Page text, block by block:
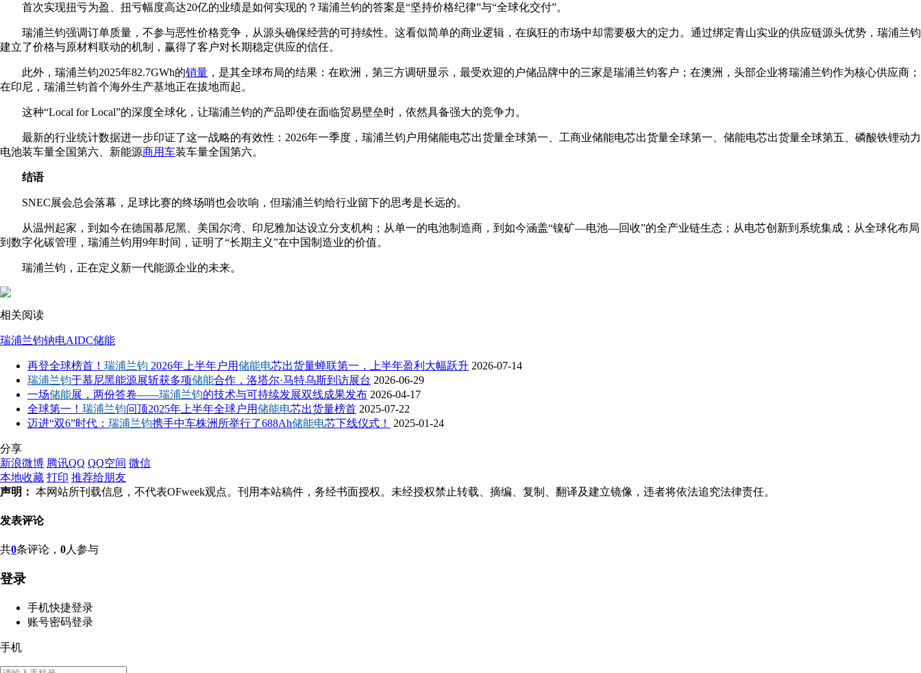
首次实现扭亏为盈、扭亏幅度高达20亿的业绩是如何实现的？瑞浦兰钧的答案是“坚持价格纪律”与“全球化交付”。
瑞浦兰钧强调订单质量，不参与恶性价格竞争，从源头确保经营的可持续性。这看似简单的商业逻辑，在疯狂的市场中却需要极大的定力。通过绑定青山实业的供应链源头优势，瑞浦兰钧
建立了价格与原材料联动的机制，赢得了客户对长期稳定供应的信任。
此外，瑞浦兰钧2025年82.7GWh的销量 ，是其全球布局的结果：在欧洲，第三方调研显示，最受欢迎的户储品牌中的三家是瑞浦兰钧客户；在澳洲，头部企业将瑞浦兰钧作为核心供应商；
在印尼，瑞浦兰钧首个海外生产基地正在拔地而起。
这种“Local for Local”的深度全球化，让瑞浦兰钧的产品即使在面临贸易壁垒时，依然具备强大的竞争力。
最新的行业统计数据进一步印证了这一战略的有效性：2026年一季度，瑞浦兰钧户用储能电芯出货量全球第一、工商业储能电芯出货量全球第一、储能电芯出货量全球第五、磷酸铁锂动力
电池装车量全国第六、新能源商用车装车量全国第六。
结语
SNEC展会总会落幕，足球比赛的终场哨也会吹响，但瑞浦兰钧给行业留下的思考是长远的。
从温州起家，到如今在德国慕尼黑、美国尔湾、印尼雅加达设立分支机构；从单一的电池制造商，到如今涵盖“镍矿—电池—回收”的全产业链生态；从电芯创新到系统集成；从全球化布局
到数字化碳管理，瑞浦兰钧用9年时间，证明了“长期主义”在中国制造业的价值。
瑞浦兰钧，正在定义新一代能源企业的未来。
相关阅读
瑞浦兰钧钠电AIDC储能
再登全球榜首！ 瑞浦兰钧 2026年上半年户用储能电芯出货量蝉联第一，上半年盈利大幅跃升 2026-07-14
瑞浦兰钧于慕尼黑能源展斩获多项储能合作，洛塔尔·马特乌斯到访展台 2026-06-29
一场储能展，两份答卷——瑞浦兰钧的技术与可持续发展双线成果发布 2026-04-17
全球第一！ 瑞浦兰钧问顶2025年上半年全球户用储能电芯出货量榜首 2025-07-22
迈进“双6”时代： 瑞浦兰钧携手中车株洲所举行了688Ah储能电芯下线仪式！ 2025-01-24
分享
新浪微博 腾讯QQ QQ空间 微信
本地收藏 打印 推荐给朋友
声明： 本网站所刊载信息，不代表OFweek观点。刊用本站稿件，务经书面授权。未经授权禁止转载、摘编、复制、翻译及建立镜像，违者将依法追究法律责任。
发表评论
共0条评论， 0人参与
登录
手机快捷登录
账号密码登录
手机